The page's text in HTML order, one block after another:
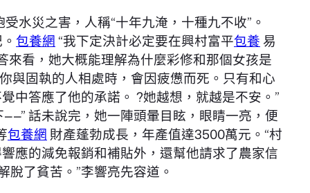
水災之害，人稱“十年九淹，十種九不收”。
包養網 “我下定決計必定要在興村富平包養 易
來看，她大概能理解為什麼彩修和那個女孩是
與固執的人相處時，會因疲憊而死。只有和心
中答應了他的承諾。 ?她越想，就越是不安。”
話未說完，她一陣頭暈目眩，眼睛一亮，便
包養網 財產蓬勃成長，年產值達3500萬元。“村
應的減免報銷和補貼外，還幫他請求了農家信
了貧苦。”李響亮先容道。